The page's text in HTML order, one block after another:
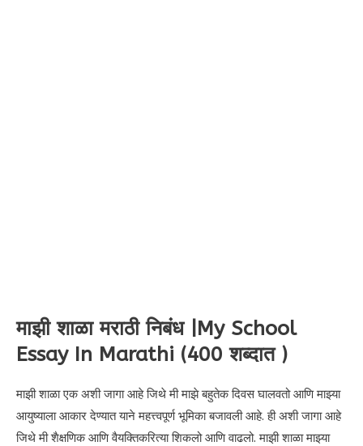
माझी शाळा मराठी निबंध |My School
Essay In Marathi (400 शब्दात )
माझी शाळा एक अशी जागा आहे जिथे मी माझे बहुतेक दिवस घालवतो आणि माझ्या
आयुष्याला आकार देण्यात याने महत्त्वपूर्ण भूमिका बजावली आहे. ही अशी जागा आहे
जिथे मी शैक्षणिक आणि वैयक्तिकरित्या शिकलो आणि वाढलो. माझी शाळा माझ्या